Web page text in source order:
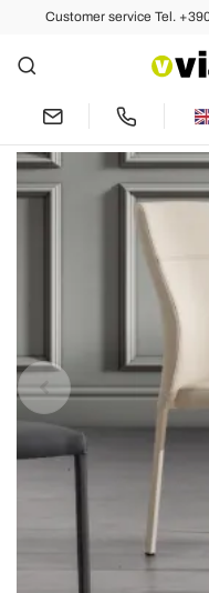
Customer service Tel.
Back
Modern eco-
made